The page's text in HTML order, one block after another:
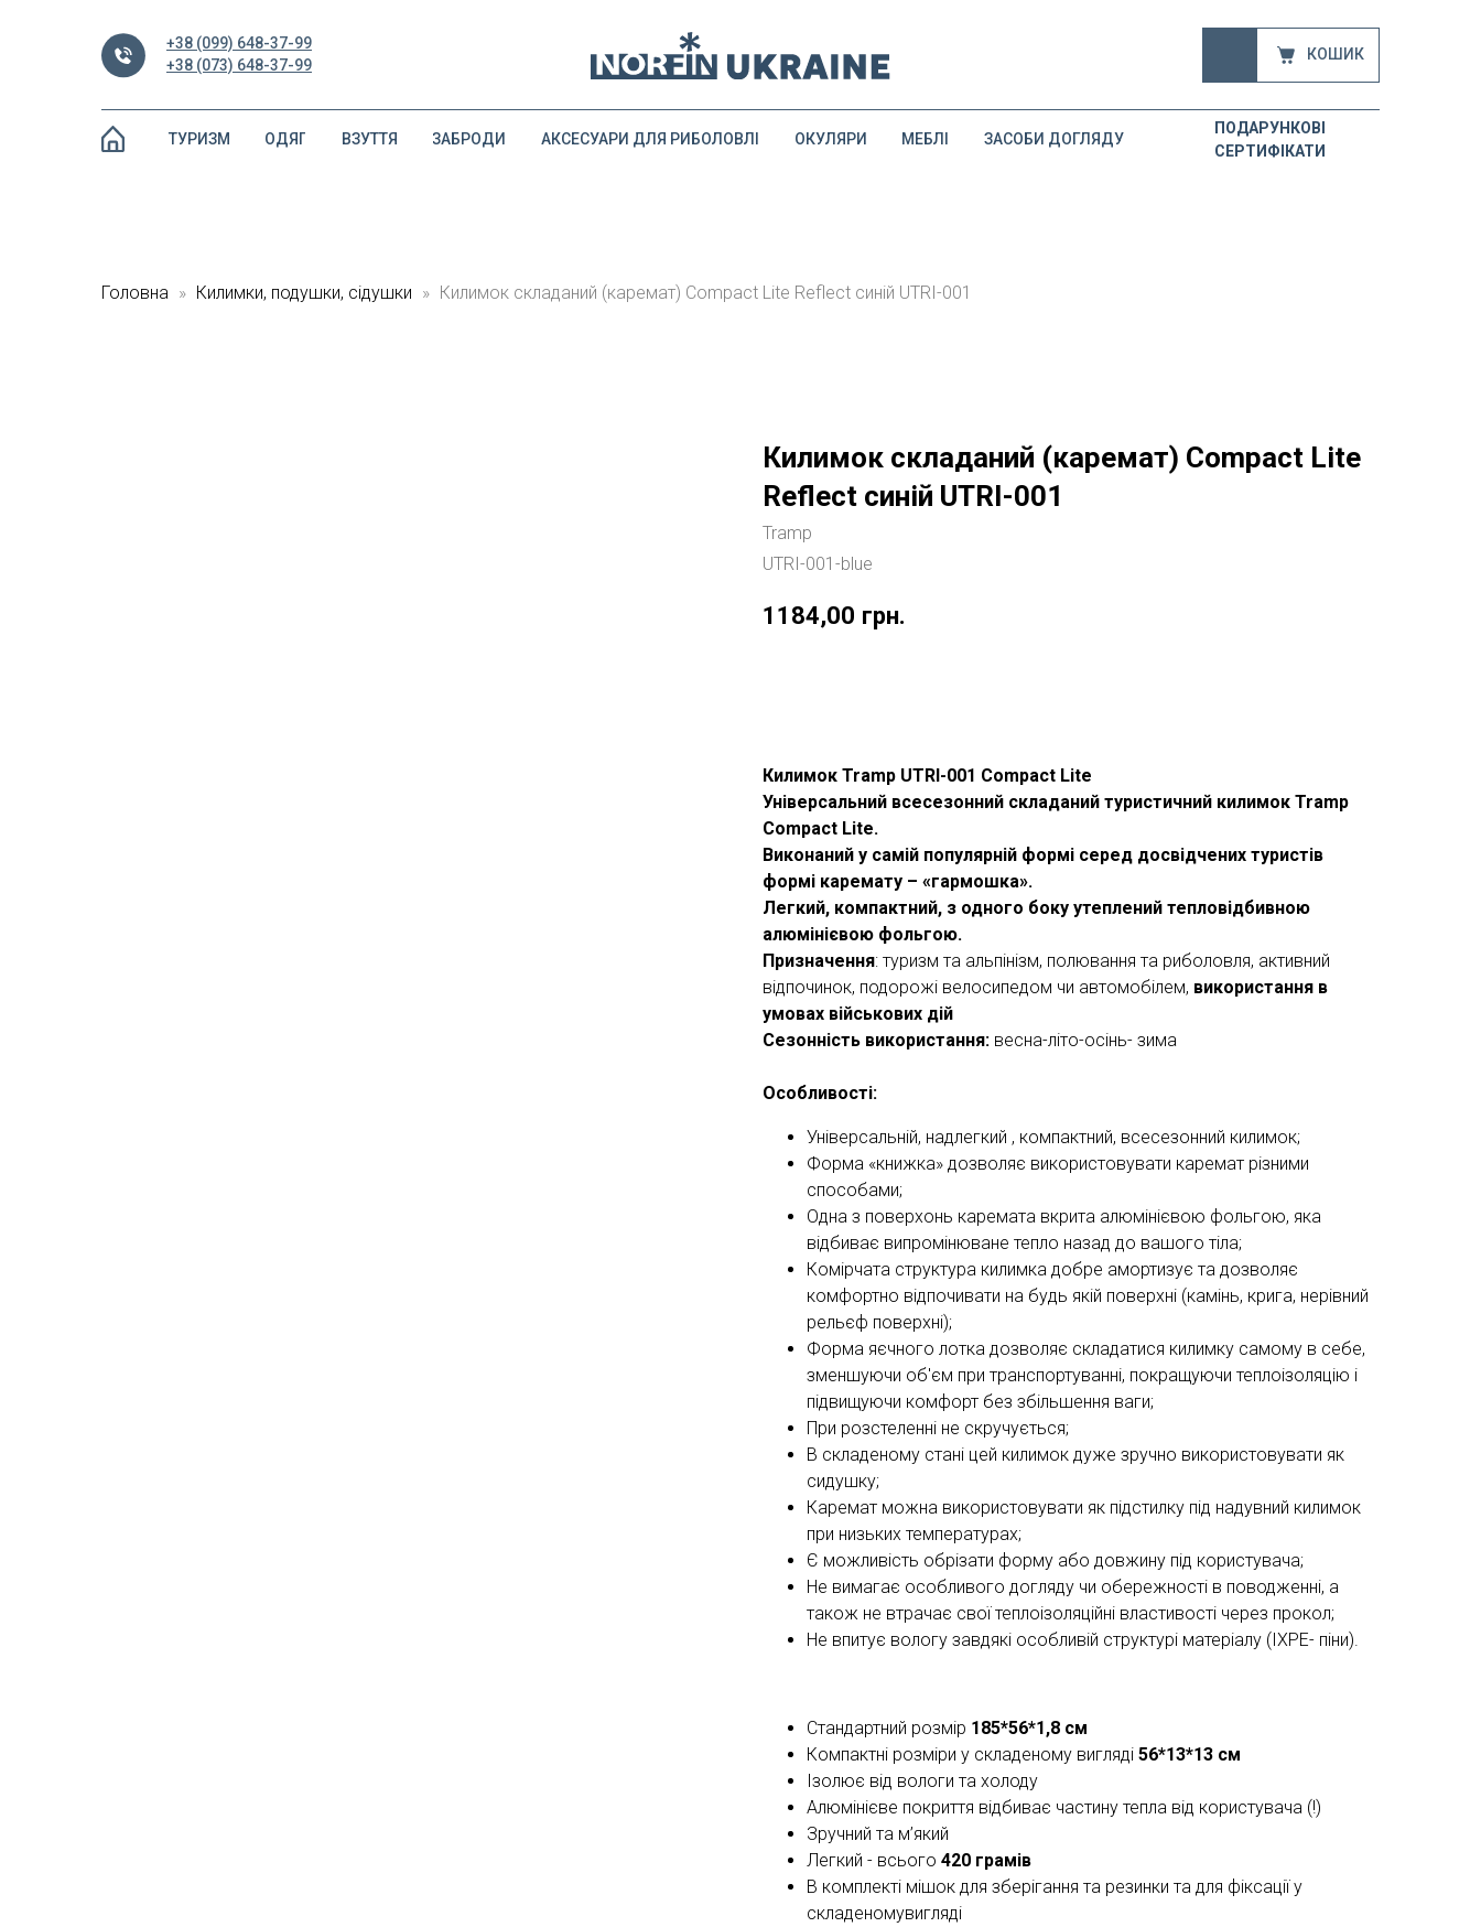
+38 (099) 648-37-99
+38 (073) 648-37-99
КОШИК
ТУРИЗМ ОДЯГ ВЗУТТЯ АКСЕСУАРИ ДЛЯ РИБОЛОВЛІ
ЗАБРОДИ ОКУЛЯРИ МЕБЛІ
ПОДАРУНКОВІ
СЕРТИФІКАТИ
ЗАСОБИ ДОГЛЯДУ
Головна Килимки, подушки, сідушки Килимок складаний (каремат) Compact Lite Reflect синій UTRI-001
Килимок складаний (каремат) Compact Lite
Reflect синій UTRI-001
Tramp
UTRI-001-blue
1184,00 грн.
Килимок Tramp UTRI-001 Compact Lite
Універсальний всесезонний складаний туристичний килимок Tramp
Compact Lite.
Виконаний у самій популярній формі серед досвідчених туристів
формі каремату – «гармошка».
Легкий, компактний, з одного боку утеплений тепловідбивною
алюмінієвою фольгою.
Призначення: туризм та альпінізм, полювання та риболовля, активний
відпочинок, подорожі велосипедом чи автомобілем, використання в
умовах військових дій
Сезонність використання: весна-літо-осінь- зима
Особливості:
Універсальній, надлегкий , компактний, всесезонний килимок;
Форма «книжка» дозволяє використовувати каремат різними
способами;
Одна з поверхонь каремата вкрита алюмінієвою фольгою, яка
відбиває випромінюване тепло назад до вашого тіла;
Комірчата структура килимка добре амортизує та дозволяє
комфортно відпочивати на будь якій поверхні (камінь, крига, нерівний
рельєф поверхні);
Форма яєчного лотка дозволяє складатися килимку самому в себе,
зменшуючи об'єм при транспортуванні, покращуючи теплоізоляцію і
підвищуючи комфорт без збільшення ваги;
При розстеленні не скручується;
В складеному стані цей килимок дуже зручно використовувати як
сидушку;
Каремат можна використовувати як підстилку під надувний килимок
при низьких температурах;
Є можливість обрізати форму або довжину під користувача;
Не вимагає особливого догляду чи обережності в поводженні, а
також не втрачає свої теплоізоляційні властивості через прокол;
Не впитує вологу завдякі особливій структурі матеріалу (ІXPE- піни).
Стандартний розмір 185*56*1,8 см
Компактні розміри у складеному вигляді 56*13*13 см
Ізолює від вологи та холоду
Алюмінієве покриття відбиває частину тепла від користувача (!)
Зручний та м’який
Легкий - всього 420 грамів
В комплекті мішок для зберігання та резинки та для фіксації у
складеномувигляді